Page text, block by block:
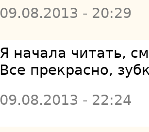
09.08.2013 - 20:29
Я начала читать,
Все прекрасно,
09.08.2013 - 22:24